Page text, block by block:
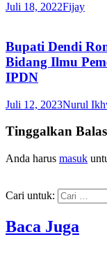
Juli 18, 2022Fijay
Bupati Dendi
Bidang Ilmu
IPDN
Juli 12, 2023Nurul
Tinggalkan
Anda harus masuk
Cari untuk:
Baca Juga